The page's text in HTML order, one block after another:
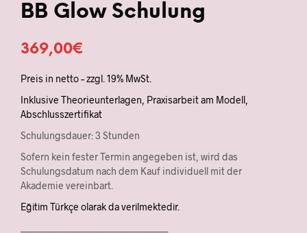
BB Glow Schulung
369,00€
Preis in netto – zzgl. 19% MwSt.
Inklusive Theorieunterlagen, Praxisarbeit am Modell,
Abschlusszertifikat
Schulungsdauer: 3 Stunden
Sofern kein fester Termin angegeben ist, wird das
Schulungsdatum nach dem Kauf individuell mit der
Akademie vereinbart.
Eğitim Türkçe olarak da verilmektedir.